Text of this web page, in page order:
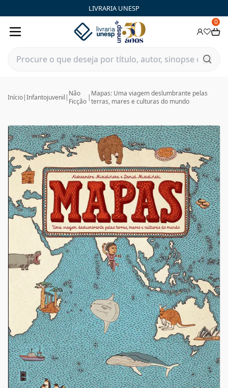
LIVRARIA UNESP
0
Início|Infantojuvenil | Não
Ficção | Mapas: Uma viagem deslumbrante pelas
terras, mares e culturas do mundo